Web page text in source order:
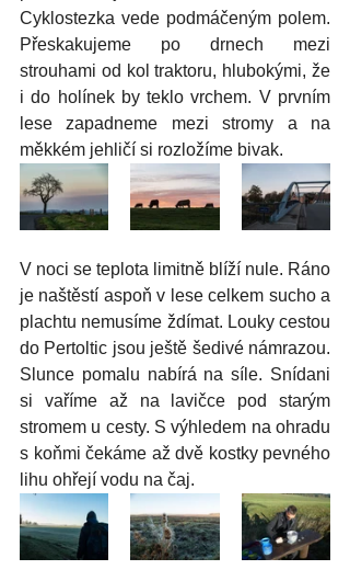
Cyklostezka vede podmáčeným polem.
Přeskakujeme po drnech mezi
strouhami od kol traktoru, hlubokými, že
i do holínek by teklo vrchem. V prvním
lese zapadneme mezi stromy a na
měkkém jehličí si rozložíme bivak.
V noci se teplota limitně blíží nule. Ráno
je naštěstí aspoň v lese celkem sucho a
plachtu nemusíme ždímat. Louky cestou
do Pertoltic jsou ještě šedivé námrazou.
Slunce pomalu nabírá na síle. Snídani
si vaříme až na lavičce pod starým
stromem u cesty. S výhledem na ohradu
s koňmi čekáme až dvě kostky pevného
lihu ohřejí vodu na čaj.